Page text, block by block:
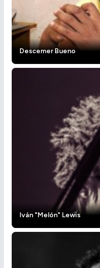
Descemer Bueno
Iván "Melón" Lewis